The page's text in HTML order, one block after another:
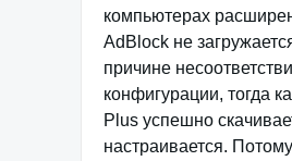
компьютерах
AdBlock не
причине
конфигурации, тогда
Plus успешно
настраивается.